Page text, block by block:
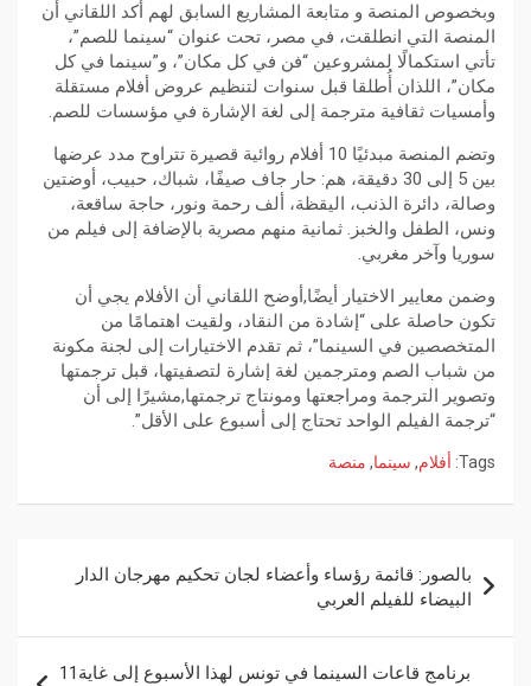
وبخصوص المنصة و متابعة المشاريع السابق لهم أكد اللقاني أن
المنصة التي انطلقت، في مصر، تحت عنوان “سينما للصم”،
تأتي استكمالًا لمشروعين “فن في كل مكان”، و”سينما في كل
مكان”، اللذان أُطلقا قبل سنوات لتنظيم عروض أفلام مستقلة
وأمسيات ثقافية مترجمة إلى لغة الإشارة في مؤسسات للصم.
وتضم المنصة مبدئيًا 10 أفلام روائية قصيرة تتراوح مدد عرضها
بين 5 إلى 30 دقيقة، هم: حار جاف صيفًا، شباك، حبيب، أوضتين
وصالة، دائرة الذنب، اليقظة، ألف رحمة ونور، حاجة ساقعة،
ونس، الطفل والخبز. ثمانية منهم مصرية بالإضافة إلى فيلم من
سوريا وآخر مغربي.
وضمن معايير الاختيار أيضًا,أوضح اللقاني أن الأفلام يجي أن
تكون حاصلة على “إشادة من النقاد، ولقيت اهتمامًا من
المتخصصين في السينما”، ثم تقدم الاختيارات إلى لجنة مكونة
من شباب الصم ومترجمين لغة إشارة لتصفيتها، قبل ترجمتها
وتصوير الترجمة ومراجعتها ومونتاج ترجمتها,مشيرًا إلى أن
“ترجمة الفيلم الواحد تحتاج إلى أسبوع على الأقل”.
Tags: أفلام, سينما, منصة
بالصور: قائمة رؤساء وأعضاء لجان تحكيم مهرجان الدار
البيضاء للفيلم العربي
برنامج قاعات السينما في تونس لهذا الأسبوع إلى غاية11